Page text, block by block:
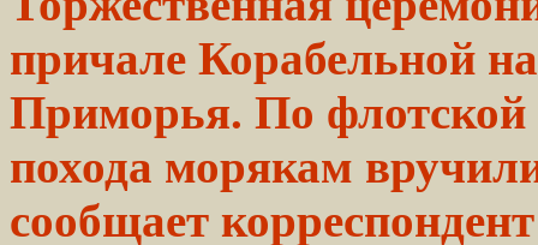
причале Корабельной
Приморья. По флотской
похода морякам
сообщает корреспондент